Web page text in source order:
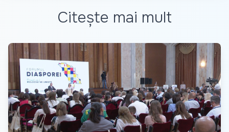
Citește mai mult